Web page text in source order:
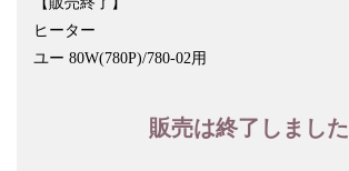
ヒーター
ユー 80W(780P)/780-02用
販売は終了しました